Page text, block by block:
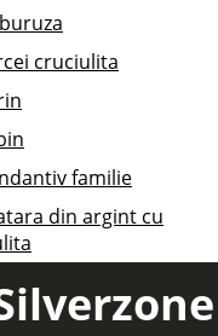
cruciulita
familie
din argint cu